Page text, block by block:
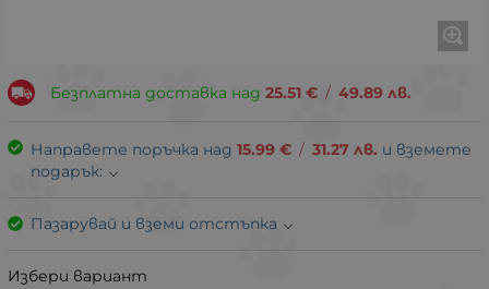
Безплатна доставка над 25.51 € / 49.89 лв.
Направете поръчка над 15.99 € / 31.27 лв. и вземете
подарък:
Пазарувай и вземи отстъпка
Избери вариант